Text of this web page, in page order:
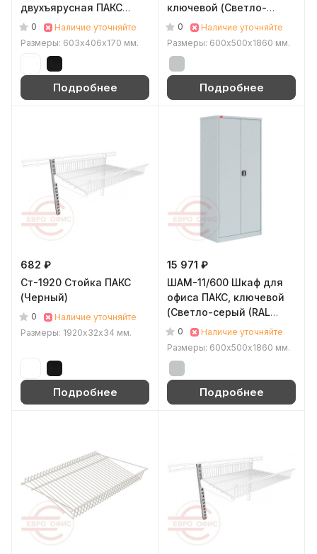
двухъярусная ПАКС
(Черный)
0
Наличие уточняйте
Размеры: 603х406х170 мм.
Подробнее
ключевой (Светло-
серый (RAL 7035))
0
Наличие уточняйте
Размеры: 600х500х1860 мм.
Подробнее
682 ₽
Ст-1920 Стойка ПАКС
(Черный)
0
Наличие уточняйте
Размеры: 1920х32х34 мм.
Подробнее
15 971 ₽
ШАМ-11/600 Шкаф для
офиса ПАКС, ключевой
(Светло-серый (RAL
7035))
0
Наличие уточняйте
Размеры: 600x500х1860 мм.
Подробнее